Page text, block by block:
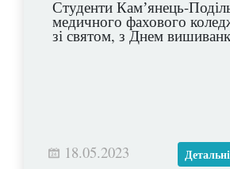
Студенти Камʼянець-
медичного фахового
зі святом, з Днем
18.05.2023